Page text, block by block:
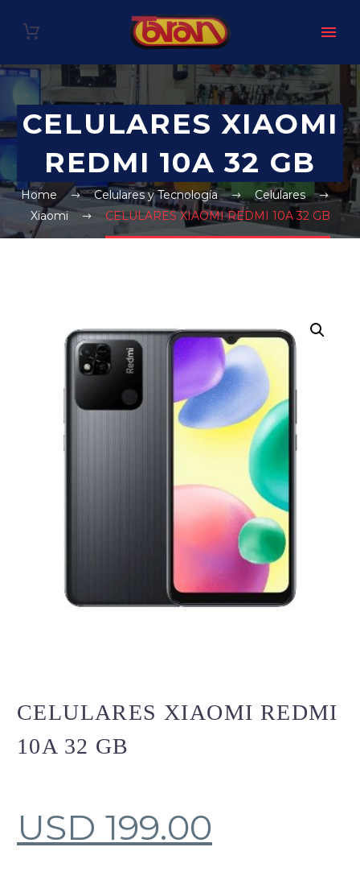
CELULARES XIAOMI
REDMI 10A 32 GB
Home Celulares y Tecnología
Celulares
Xiaomi
CELULARES XIAOMI REDMI 10A 32 GB
CELULARES XIAOMI REDMI
10A 32 GB
USD 199.00